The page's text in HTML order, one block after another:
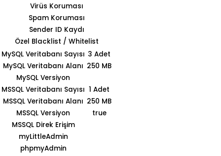
Virüs Koruması
Spam Koruması
Sender ID Kaydı
Özel Blacklist / Whitelist
MySQL Veritabanı Sayısı 3 Adet
MySQL Veritabanı Alanı 250 MB
MySQL Versiyon
MSSQL Veritabanı Sayısı 1 Adet
MSSQL Veritabanı Alanı 250 MB
MSSQL Versiyon
true
MSSQL Direk Erişim
myLittleAdmin
phpmyAdmin